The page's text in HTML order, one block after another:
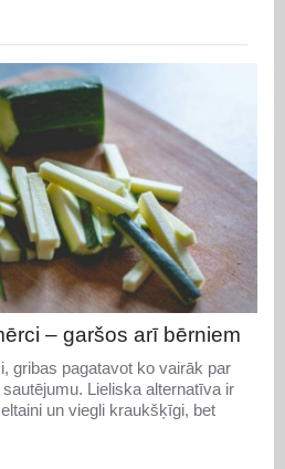
– garšos arī bērniem
gribas pagatavot ko vairāk par
Lieliska alternatīva ir
un viegli kraukšķīgi, bet